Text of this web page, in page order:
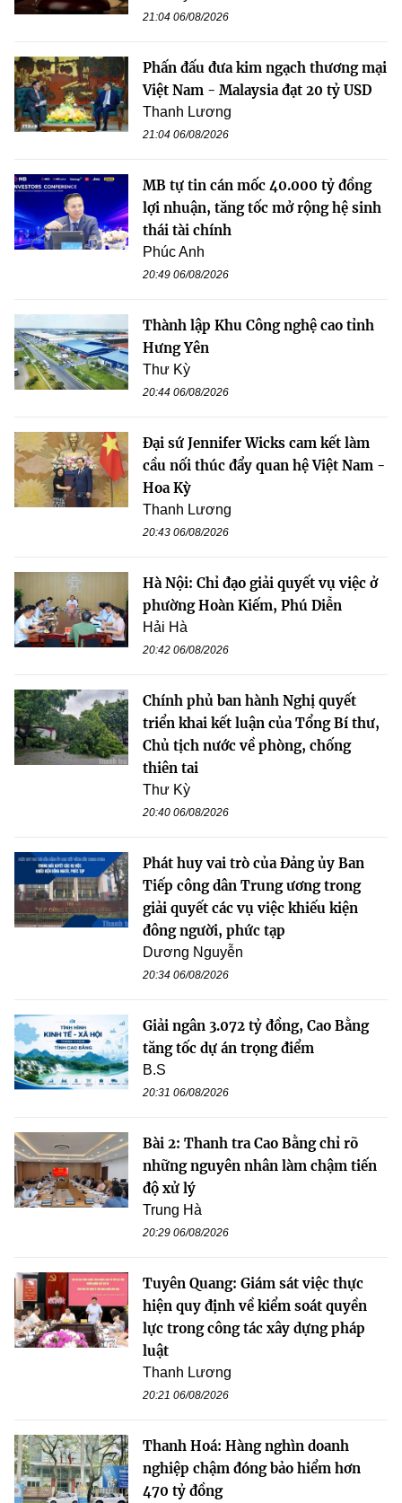
21:04 06/08/2026
Phấn đấu đưa kim ngạch thương mại
Việt Nam - Malaysia đạt 20 tỷ USD
Thanh Lương
21:04 06/08/2026
MB tự tin cán mốc 40.000 tỷ đồng
lợi nhuận, tăng tốc mở rộng hệ sinh
thái tài chính
Phúc Anh
20:49 06/08/2026
Thành lập Khu Công nghệ cao tỉnh
Hưng Yên
Thư Kỳ
20:44 06/08/2026
Đại sứ Jennifer Wicks cam kết làm
cầu nối thúc đẩy quan hệ Việt Nam -
Hoa Kỳ
Thanh Lương
20:43 06/08/2026
Hà Nội: Chỉ đạo giải quyết vụ việc ở
phường Hoàn Kiếm, Phú Diễn
Hải Hà
20:42 06/08/2026
Chính phủ ban hành Nghị quyết
triển khai kết luận của Tổng Bí thư,
Chủ tịch nước về phòng, chống
thiên tai
Thư Kỳ
20:40 06/08/2026
Phát huy vai trò của Đảng ủy Ban
Tiếp công dân Trung ương trong
giải quyết các vụ việc khiếu kiện
đông người, phức tạp
Dương Nguyễn
20:34 06/08/2026
Giải ngân 3.072 tỷ đồng, Cao Bằng
tăng tốc dự án trọng điểm
B.S
20:31 06/08/2026
Bài 2: Thanh tra Cao Bằng chỉ rõ
những nguyên nhân làm chậm tiến
độ xử lý
Trung Hà
20:29 06/08/2026
Tuyên Quang: Giám sát việc thực
hiện quy định về kiểm soát quyền
lực trong công tác xây dựng pháp
luật
Thanh Lương
20:21 06/08/2026
Thanh Hoá: Hàng nghìn doanh
nghiệp chậm đóng bảo hiểm hơn
470 tỷ đồng